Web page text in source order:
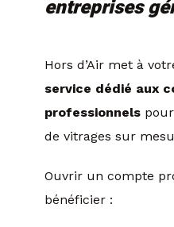
entreprises
Hors d’Air met à
service dédié aux
professionnels
de vitrages sur
Ouvrir un compte
bénéficier :